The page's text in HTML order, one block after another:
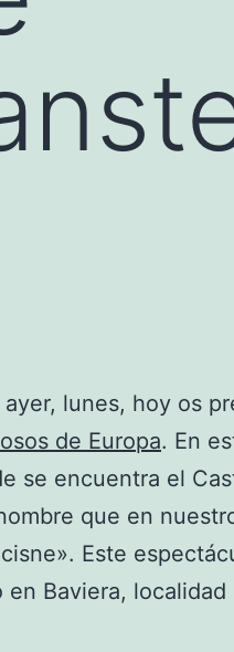
lunes, hoy os
de Europa. En
se encuentra el
que en
Este
Baviera, localidad